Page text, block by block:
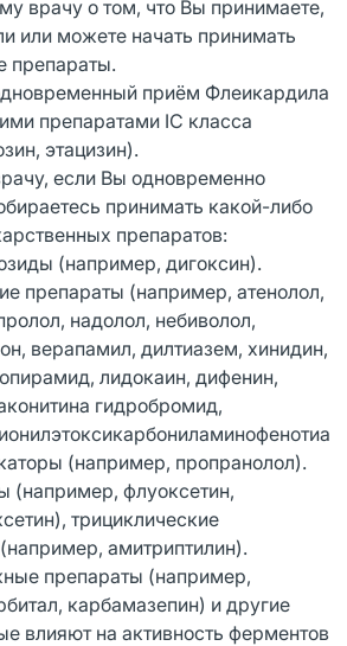
врачу о том, что Вы принимаете,
или можете начать принимать
препараты.
приём Флеикардила
препаратами IС класса
этацизин).
если Вы одновременно
принимать какой-либо
препаратов:
(например, дигоксин).
препараты (например, атенолол,
надолол, небиволол,
верапамил, дилтиазем, хинидин,
лидокаин, дифенин,
гидробромид,
(например, пропранолол).
(например, флуоксетин,
трициклические
амитриптилин).
препараты (например,
карбамазепин) и другие
влияют на активность ферментов